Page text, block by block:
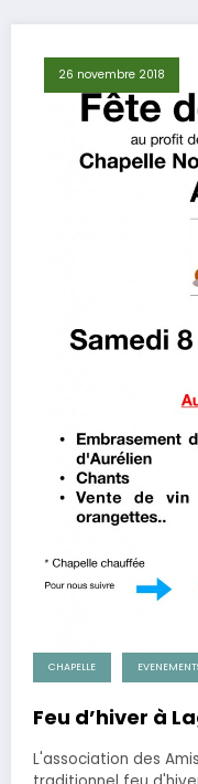
26 novembre 2018
CHAPELLE
Feu d’hiver à
L'association des